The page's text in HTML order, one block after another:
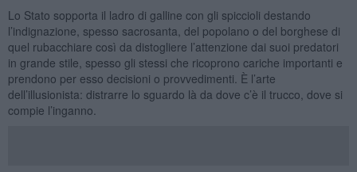
Lo Stato sopporta il ladro di galline con gli spiccioli destando
l’indignazione, spesso sacrosanta, del popolano o del borghese di
quel rubacchiare così da distogliere l’attenzione dai suoi predatori
in grande stile, spesso gli stessi che ricoprono cariche importanti e
prendono per esso decisioni o provvedimenti. È l’arte
dell’illusionista: distrarre lo sguardo là da dove c’è il trucco, dove si
compie l’inganno.